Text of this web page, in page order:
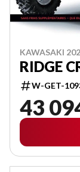
KAWASAKI
RIDGE
W-GET-
43